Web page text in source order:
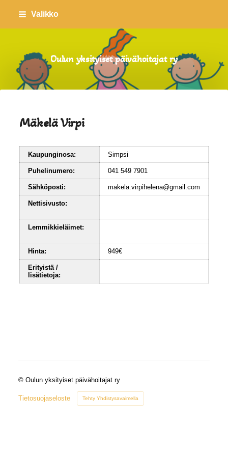
sivun
Valikko
Oulun yksityiset päivähoitajat ry
Mäkelä Virpi
Kaupunginosa: Simpsi
Puhelinumero: 041 549 7901
Sähköposti: makela.virpihelena@gmail.com
Nettisivusto:
Lemmikkieläimet:
Hinta: 949€
Erityistä /
lisätietoja:
© Oulun yksityiset päivähoitajat ry
Tietosuojaseloste Tehty Yhdistysavaimella